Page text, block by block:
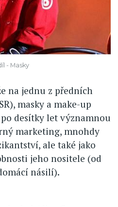
- Masky
na jednu z předních
masky a make-up
desítky let významnou
marketing, mnohdy
ale také jako
jeho nositele (od
násilí).